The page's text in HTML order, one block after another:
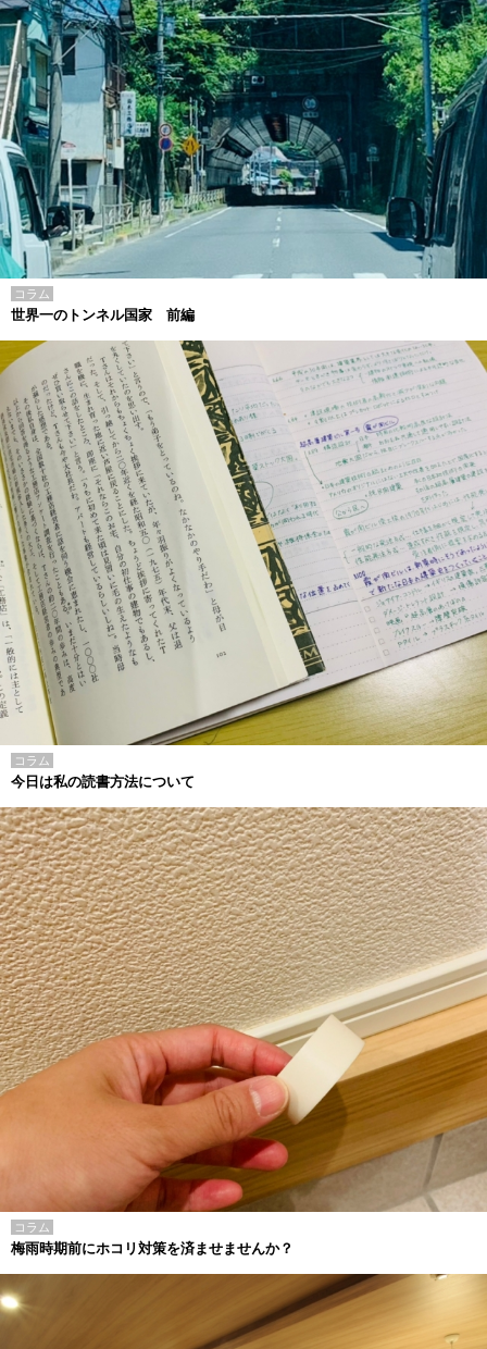
コラム
世界一のトンネル国家 前編
コラム
今日は私の読書方法について
コラム
梅雨時期前にホコリ対策を済ませませんか？